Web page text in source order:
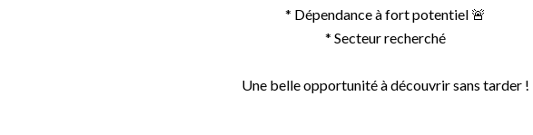
* Dépendance à fort potentiel 🚨
* Secteur recherché
Une belle opportunité à découvrir sans tarder !